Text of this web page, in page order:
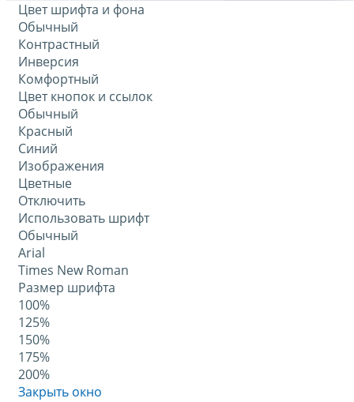
Цвет шрифта и фона
Обычный
Контрастный
Инверсия
Комфортный
Цвет кнопок и ссылок
Обычный
Красный
Синий
Изображения
Цветные
Отключить
Использовать шрифт
Обычный
Arial
Times New Roman
Размер шрифта
100%
125%
150%
175%
200%
Закрыть окно